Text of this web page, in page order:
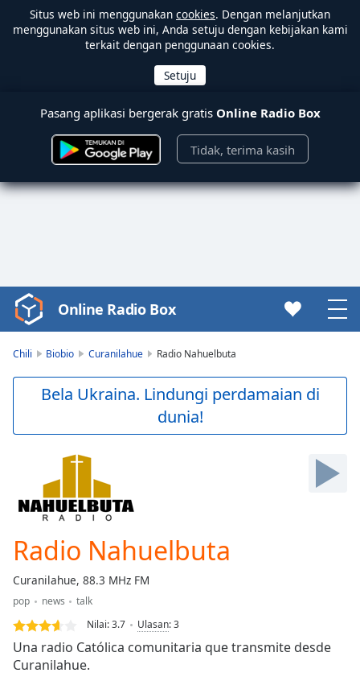
Situs web ini menggunakan cookies. Dengan melanjutkan
menggunakan situs web ini, Anda setuju dengan kebijakan kami
terkait dengan penggunaan cookies.
Pasang aplikasi bergerak gratis Online Radio Box
Tidak, terima kasih
Video
Player
Skip
Mute
Current
Loaded:
0.00%
Stream
Type
Seek to
live,
Online Radio Box
Chili Biobio Curanilahue Radio Nahuelbuta
Bela Ukraina. Lindungi perdamaian di
dunia!
Radio Nahuelbuta
Curanilahue, 88.3 MHz FM
pop news
talk
Nilai:3.7 Ulasan:3
Una radio Católica comunitaria que transmite desde
Curanilahue.